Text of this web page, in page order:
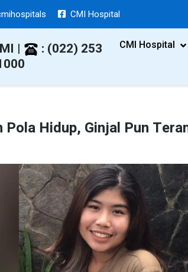
CMI Hospital
|
: (022) 253
CMI Hospital
Pola Hidup, Ginjal Pun